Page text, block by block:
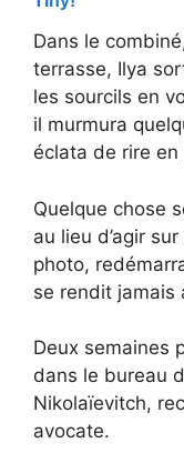
Dans le
terrasse, Ilya
les sourcils en
il murmura
éclata de rire
Quelque chose
au lieu d’agir
photo,
se rendit jamais
Deux semaines
dans le bureau
Nikolaïevitch,
avocate.